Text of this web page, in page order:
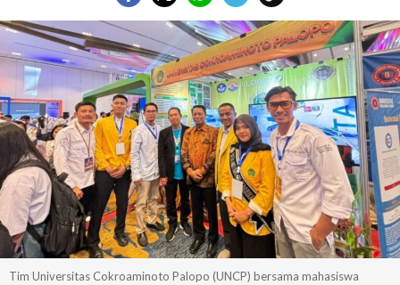
Tim Universitas Cokroaminoto Palopo (UNCP) bersama mahasiswa